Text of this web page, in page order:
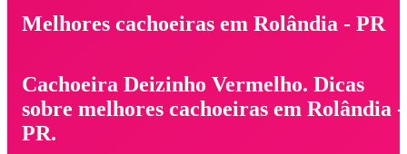
Melhores cachoeiras em Rolândia - PR
Cachoeira Deizinho Vermelho. Dicas
sobre melhores cachoeiras em Rolândia -
PR.